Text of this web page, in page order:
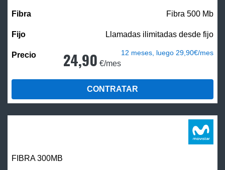
Fibra 500 Mb
Llamadas ilimitadas desde fijo
24,90 €/mes
12 meses, luego 29,90€/mes
CONTRATAR
FIBRA 300MB